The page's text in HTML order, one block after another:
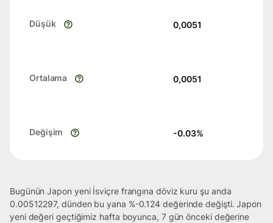
Düşük 0,0051
Ortalama 0,0051
Değişim -0.03%
Bugünün Japon yeni İsviçre frangına döviz kuru şu anda
0.00512297, dünden bu yana %-0.124 değerinde değişti. Japon
yeni değeri geçtiğimiz hafta boyunca, 7 gün önceki değerine